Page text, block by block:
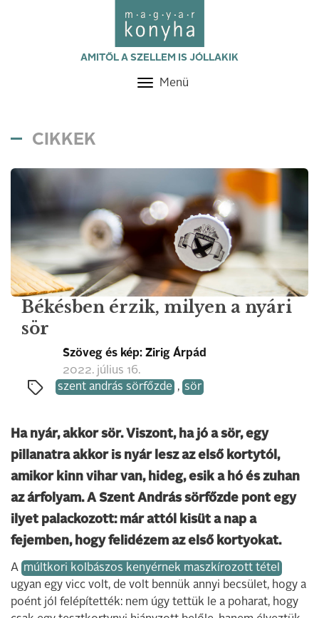
AMITŐL A SZELLEM IS JÓLLAKIK
Toggle
Menü
CIKKEK
Békésben érzik, milyen a nyári
sör
Szöveg és kép: Zirig Árpád
2022. július 16.
szent andrás sörfőzde , sör
Ha nyár, akkor sör. Viszont, ha jó a sör, egy
pillanatra akkor is nyár lesz az első kortytól,
amikor kinn vihar van, hideg, esik a hó és zuhan
az árfolyam. A Szent András sörfőzde pont egy
ilyet palackozott: már attól kisüt a nap a
fejemben, hogy felidézem az első kortyokat.
A múltkori kolbászos kenyérnek maszkírozott tétel
ugyan egy vicc volt, de volt bennük annyi becsület, hogy a
poént jól felépítették: nem úgy tettük le a poharat, hogy